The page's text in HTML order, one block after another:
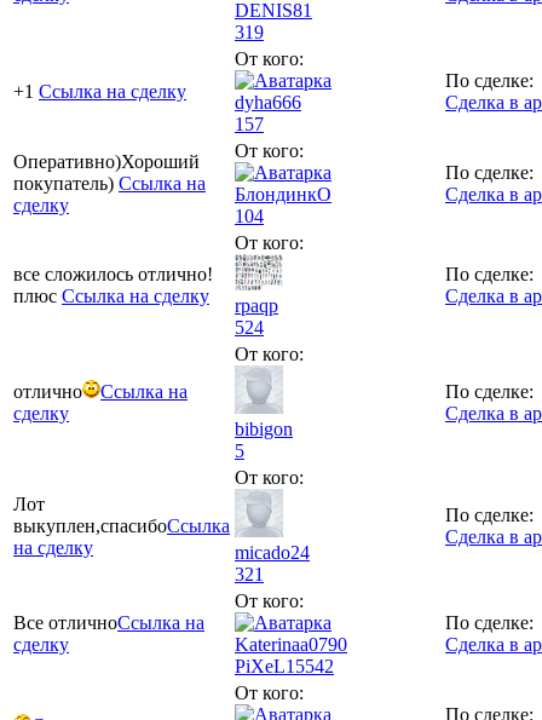
DENIS81
319
+1 Ссылка на сделку
От кого:
dyha666
157
По сделке:
Сделка в
Оперативно)Хороший
покупатель) Ссылка на
сделку
От кого:
БлондинкО
104
По сделке:
Сделка в
все сложилось отлично!
плюс Ссылка на сделку
От кого:
rpaqp
524
По сделке:
Сделка в
отлично
Ссылка на
сделку
От кого:
bibigon
5
По сделке:
Сделка в
Лот
выкуплен,спасибоСсылка
на сделку
От кого:
micado24
321
По сделке:
Сделка в
Все отличноСсылка на
сделку
От кого:
Katerinaa0790
PiXeL15542
По сделке:
Сделка в
От кого:
По сделке: